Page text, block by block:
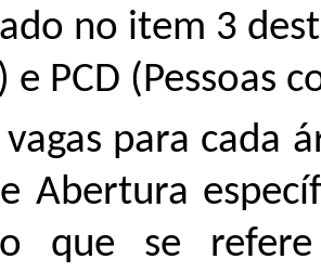
no item 3
e PCD (Pessoas
vagas para cada
Abertura
que se